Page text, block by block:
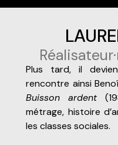
Plus tard, il
rencontre ainsi
Buisson ardent
métrage, histoire
les classes sociales.